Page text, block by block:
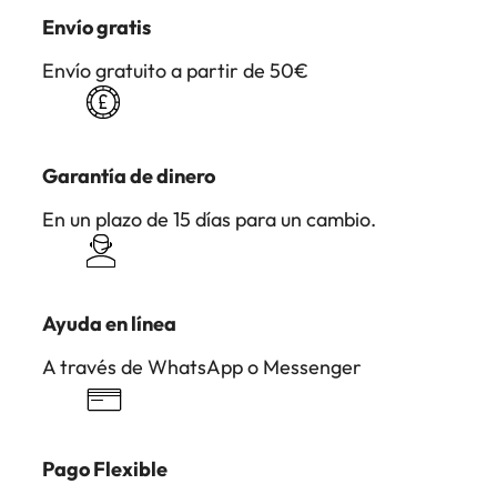
Envío gratis
Envío gratuito a partir de 50€
Garantía de dinero
En un plazo de 15 días para un cambio.
Ayuda en línea
A través de WhatsApp o Messenger
Pago Flexible